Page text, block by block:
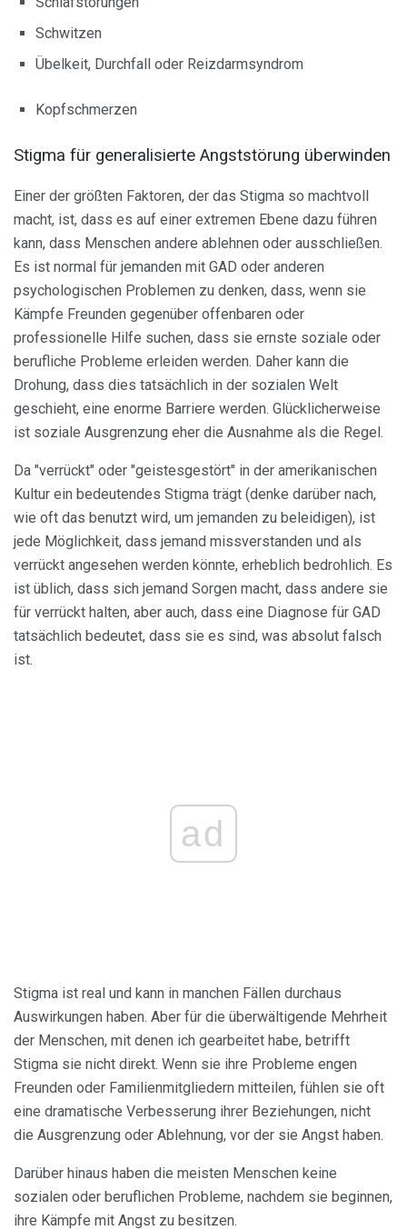
Schwitzen
Übelkeit, Durchfall oder Reizdarmsyndrom
Kopfschmerzen
Stigma für generalisierte Angststörung überwinden
Einer der größten Faktoren, der das Stigma so machtvoll
macht, ist, dass es auf einer extremen Ebene dazu führen
kann, dass Menschen andere ablehnen oder ausschließen.
Es ist normal für jemanden mit GAD oder anderen
psychologischen Problemen zu denken, dass, wenn sie
Kämpfe Freunden gegenüber offenbaren oder
professionelle Hilfe suchen, dass sie ernste soziale oder
berufliche Probleme erleiden werden. Daher kann die
Drohung, dass dies tatsächlich in der sozialen Welt
geschieht, eine enorme Barriere werden. Glücklicherweise
ist soziale Ausgrenzung eher die Ausnahme als die Regel.
Da "verrückt" oder "geistesgestört" in der amerikanischen
Kultur ein bedeutendes Stigma trägt (denke darüber nach,
wie oft das benutzt wird, um jemanden zu beleidigen), ist
jede Möglichkeit, dass jemand missverstanden und als
verrückt angesehen werden könnte, erheblich bedrohlich. Es
ist üblich, dass sich jemand Sorgen macht, dass andere sie
für verrückt halten, aber auch, dass eine Diagnose für GAD
tatsächlich bedeutet, dass sie es sind, was absolut falsch
ist.
ad
Stigma ist real und kann in manchen Fällen durchaus
Auswirkungen haben. Aber für die überwältigende Mehrheit
der Menschen, mit denen ich gearbeitet habe, betrifft
Stigma sie nicht direkt. Wenn sie ihre Probleme engen
Freunden oder Familienmitgliedern mitteilen, fühlen sie oft
eine dramatische Verbesserung ihrer Beziehungen, nicht
die Ausgrenzung oder Ablehnung, vor der sie Angst haben.
Darüber hinaus haben die meisten Menschen keine
sozialen oder beruflichen Probleme, nachdem sie beginnen,
ihre Kämpfe mit Angst zu besitzen.